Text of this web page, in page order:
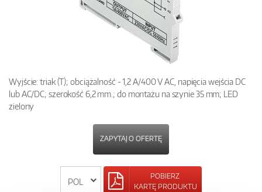
Wyjście: triak (T); obciążalność - 1,2 A/400 V AC, napięcia wejścia DC
lub AC/DC; szerokość 6,2 mm.; do montażu na szynie 35 mm; LED
zielony
ZAPYTAJ O OFERTĘ
POBIERZ
KARTĘ PRODUKTU